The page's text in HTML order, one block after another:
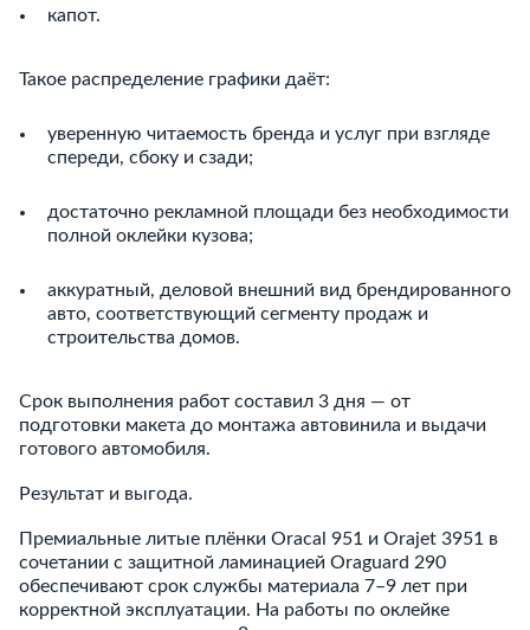
капот.
Такое распределение графики даёт:
уверенную читаемость бренда и услуг при взгляде
спереди, сбоку и сзади;
достаточно рекламной площади без необходимости
полной оклейки кузова;
аккуратный, деловой внешний вид брендированного
авто, соответствующий сегменту продаж и
строительства домов.
Срок выполнения работ составил 3 дня — от
подготовки макета до монтажа автовинила и выдачи
готового автомобиля.
Результат и выгода.
Премиальные литые плёнки Oracal 951 и Orajet 3951 в
сочетании с защитной ламинацией Oraguard 290
обеспечивают срок службы материала 7–9 лет при
корректной эксплуатации. На работы по оклейке